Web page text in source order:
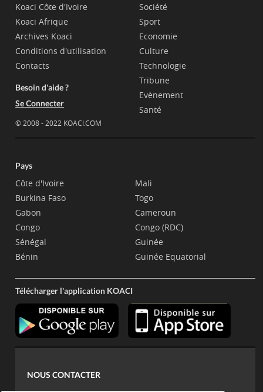
Koaci Côte d'Ivoire
Koaci Afrique
Archives Koaci
Conditions d'utilisation
Contacts
Besoin d'aide ?
Se Connecter
© 2008 - 2022 KOACI.COM
Société
Sport
Economie
Culture
Technologie
Tribune
Evènement
Santé
Pays
Côte d'Ivoire
Burkina Faso
Gabon
Congo
Sénégal
Bénin
Mali
Togo
Cameroun
Congo (RDC)
Guinée
Guinée Equatorial
Télécharger l'application KOACI
NOUS CONTACTER